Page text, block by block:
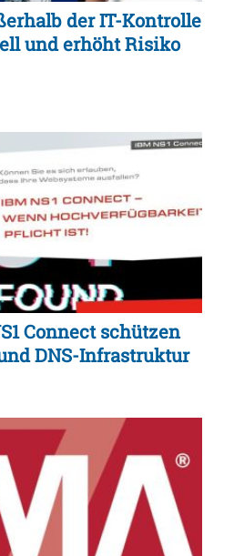
der IT-Kontrolle
und erhöht Risiko
Connect schützen
DNS-Infrastruktur